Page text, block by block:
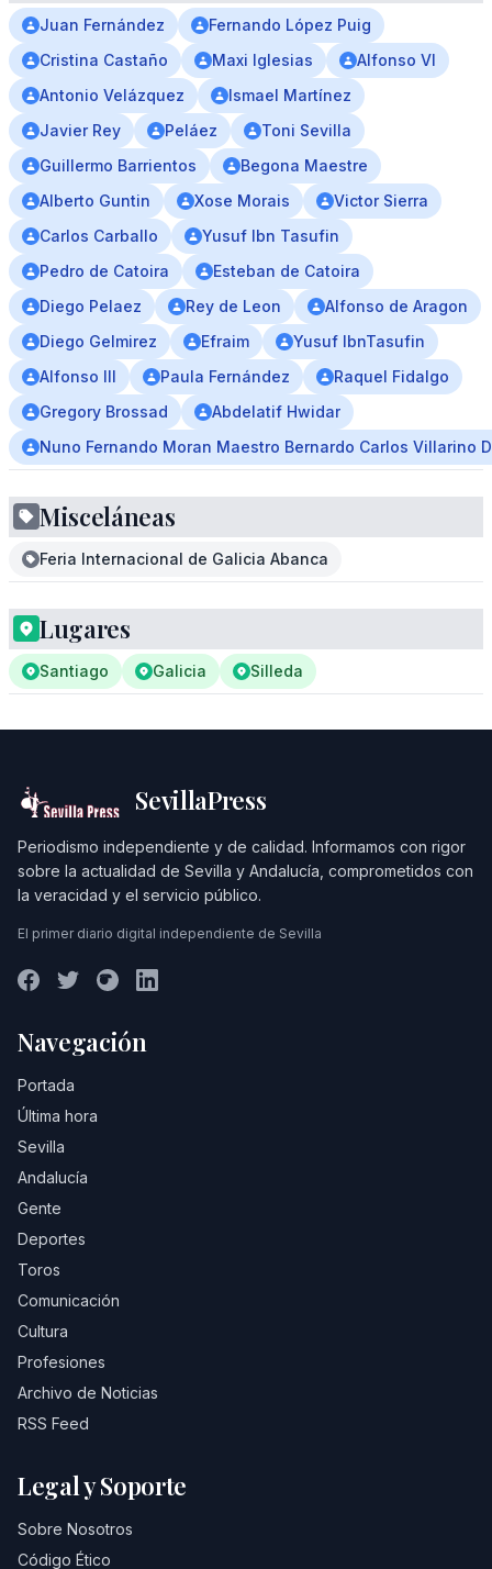
Juan Fernández
Fernando López Puig
Cristina Castaño
Maxi Iglesias
Alfonso VI
Antonio Velázquez
Ismael Martínez
Javier Rey
Peláez
Toni Sevilla
Guillermo Barrientos
Begona Maestre
Alberto Guntin
Xose Morais
Victor Sierra
Carlos Carballo
Yusuf Ibn Tasufin
Pedro de Catoira
Esteban de Catoira
Diego Pelaez
Rey de Leon
Alfonso de Aragon
Diego Gelmirez
Efraim
Yusuf IbnTasufin
Alfonso III
Paula Fernández
Raquel Fidalgo
Gregory Brossad
Abdelatif Hwidar
Nuno Fernando Moran Maestro Bernardo Carlos Villarino
Misceláneas
Feria Internacional de Galicia Abanca
Lugares
Santiago Galicia Silleda
SevillaPress
Periodismo independiente y de calidad. Informamos con rigor
sobre la actualidad de Sevilla y Andalucía, comprometidos con
la veracidad y el servicio público.
El primer diario digital independiente de Sevilla
Navegación
Portada
Última hora
Sevilla
Andalucía
Gente
Deportes
Toros
Comunicación
Cultura
Profesiones
Archivo de Noticias
RSS Feed
Legal y Soporte
Sobre Nosotros
Código Ético